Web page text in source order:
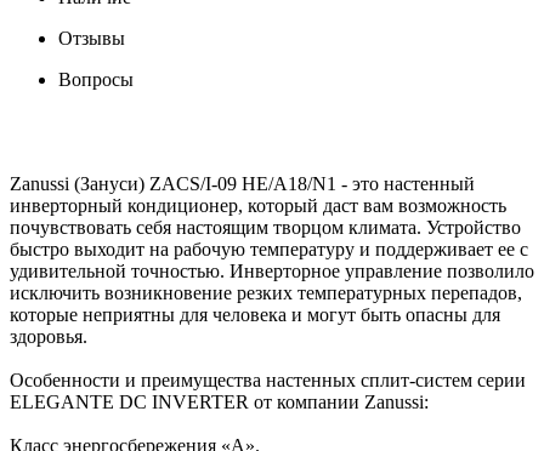
Отзывы
Вопросы
Zanussi (Зануси) ZACS/I-09 HE/A18/N1 - это настенный
инверторный кондиционер, который даст вам возможность
почувствовать себя настоящим творцом климата. Устройство
быстро выходит на рабочую температуру и поддерживает ее с
удивительной точностью. Инверторное управление позволило
исключить возникновение резких температурных перепадов,
которые неприятны для человека и могут быть опасны для
здоровья.
Особенности и преимущества настенных сплит-систем серии
ELEGANTE DC INVERTER от компании Zanussi:
Класс энергосбережения «А».